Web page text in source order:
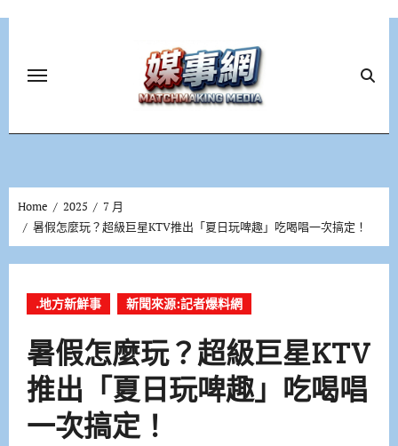
Home 2025
7 月
暑假怎麼玩？超級巨星KTV推出「夏日玩啤趣」吃喝唱一次搞定！
.地方新鮮事 新聞來源:記者爆料網
暑假怎麼玩？超級巨星KTV
推出「夏日玩啤趣」吃喝唱
一次搞定！